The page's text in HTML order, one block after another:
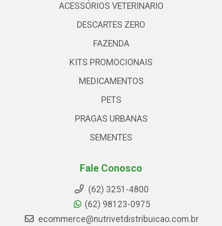
ACESSÓRIOS VETERINARIO
DESCARTES ZERO
FAZENDA
KITS PROMOCIONAIS
MEDICAMENTOS
PETS
PRAGAS URBANAS
SEMENTES
Fale Conosco
(62) 3251-4800
(62) 98123-0975
ecommerce@nutrivetdistribuicao.com.br